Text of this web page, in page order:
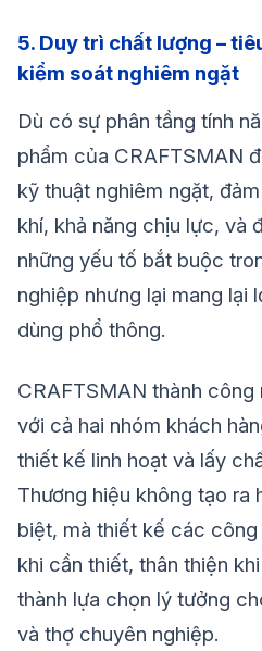
5. Duy trì chất lượng –
kiểm soát nghiêm ngặt
Dù có sự phân tầng tính
phẩm của CRAFTSMAN
kỹ thuật nghiêm ngặt,
khí, khả năng chịu lực, và
những yếu tố bắt buộc
nghiệp nhưng lại mang lại
dùng phổ thông.
CRAFTSMAN thành công
với cả hai nhóm khách
thiết kế linh hoạt và lấy
Thương hiệu không tạo ra
biệt, mà thiết kế các
khi cần thiết, thân thiện
thành lựa chọn lý tưởng
và thợ chuyên nghiệp.